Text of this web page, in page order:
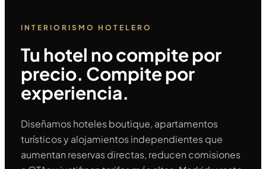
INTERIORISMO HOTELERO
Tu hotel no compite por
precio. Compite por
experiencia.
Diseñamos hoteles boutique, apartamentos
turísticos y alojamientos independientes que
aumentan reservas directas, reducen comisiones